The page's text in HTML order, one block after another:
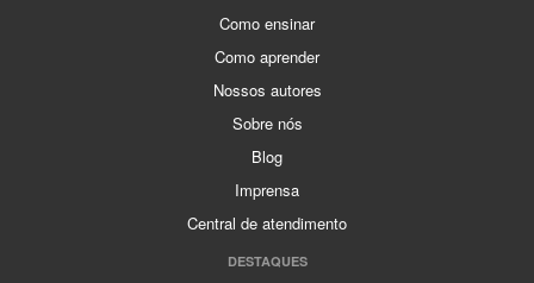
Como ensinar
Como aprender
Nossos autores
Sobre nós
Blog
Imprensa
Central de atendimento
DESTAQUES